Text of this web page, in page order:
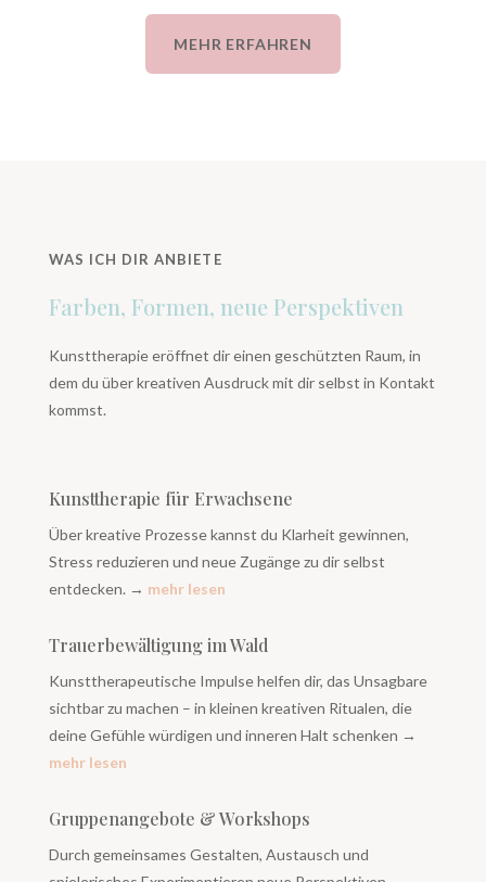
MEHR ERFAHREN
WAS ICH DIR ANBIETE
Farben, Formen, neue Perspektiven
Kunsttherapie eröffnet dir einen geschützten Raum, in
dem du über kreativen Ausdruck mit dir selbst in Kontakt
kommst.
Kunsttherapie für Erwachsene
Über kreative Prozesse kannst du Klarheit gewinnen,
Stress reduzieren und neue Zugänge zu dir selbst
entdecken. → mehr lesen
Trauerbewältigung im Wald
Kunsttherapeutische Impulse helfen dir, das Unsagbare
sichtbar zu machen – in kleinen kreativen Ritualen, die
deine Gefühle würdigen und inneren Halt schenken →
mehr lesen
Gruppenangebote & Workshops
Durch gemeinsames Gestalten, Austausch und